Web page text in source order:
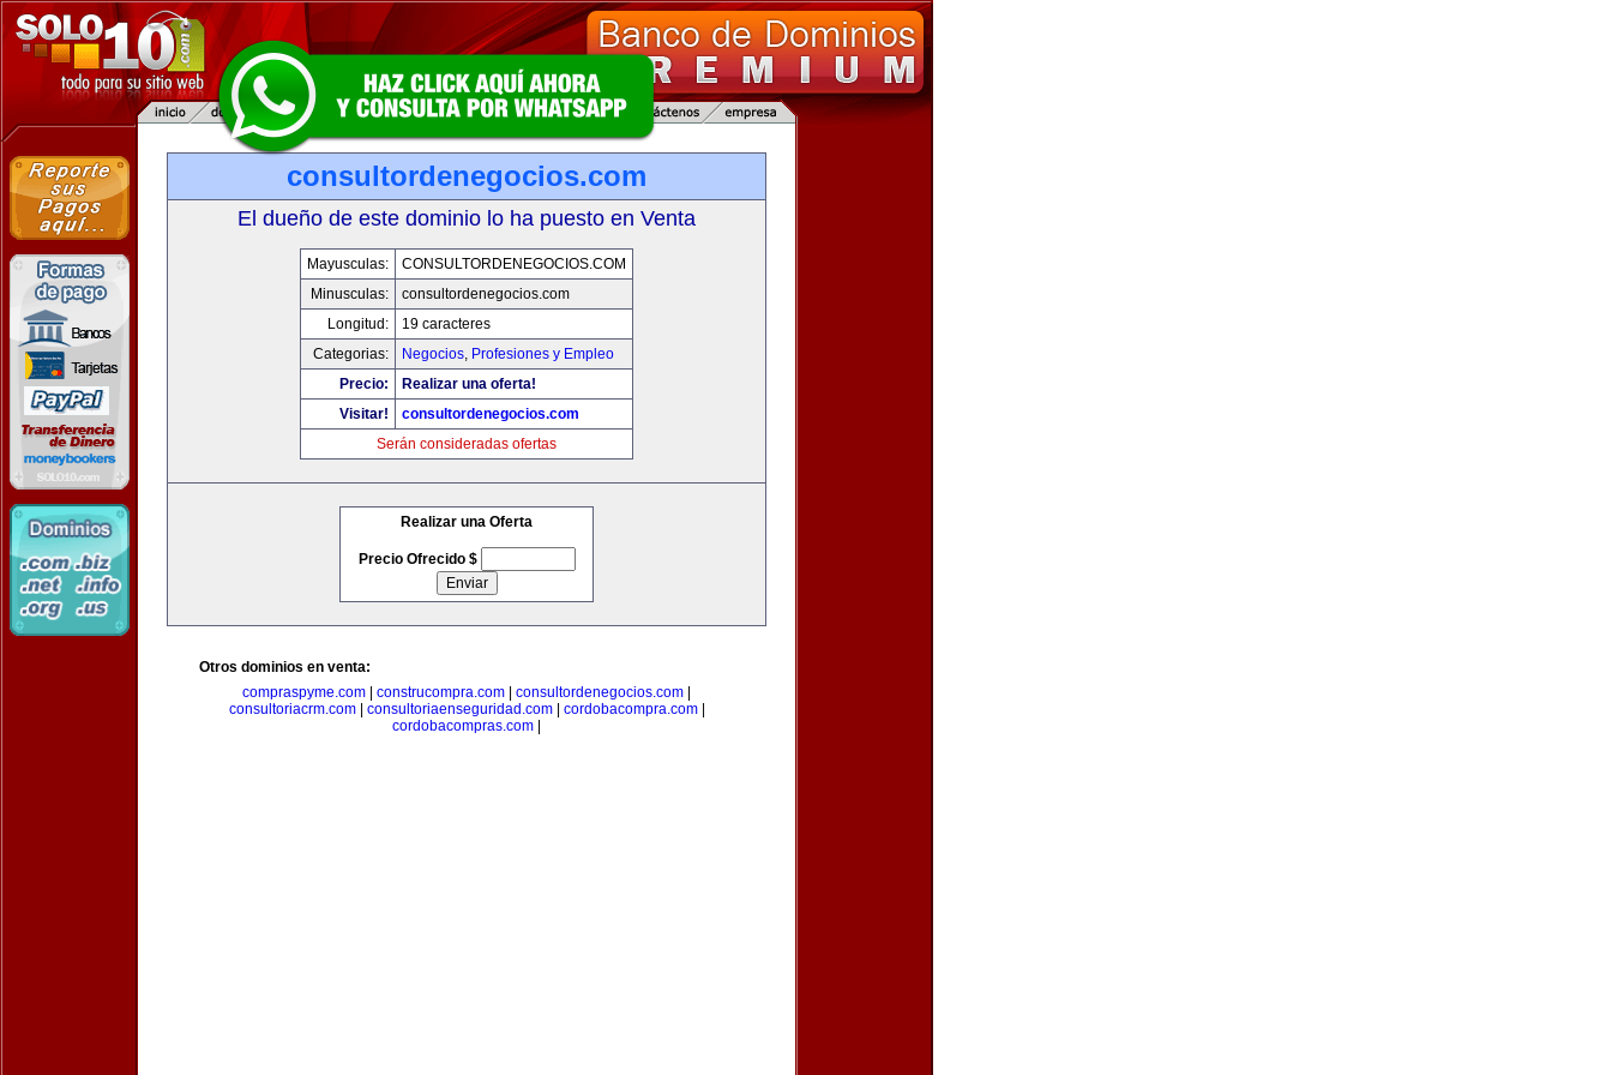
consultordenegocios.com
El dueño de este dominio lo ha puesto en Venta
Mayusculas:
CONSULTORDENEGOCIOS.COM
Minusculas:
consultordenegocios.com
Longitud:
19 caracteres
Categorias:
Negocios, Profesiones y Empleo
Precio:
Realizar una oferta!
Visitar!
consultordenegocios.com
Serán consideradas ofertas
Realizar una Oferta
Precio Ofrecido $
Otros dominios en venta:
compraspyme.com
construcompra.com consultordenegocios.com
consultoriacrm.com| consultoriaenseguridad.com| cordobacompra.com|
cordobacompras.com